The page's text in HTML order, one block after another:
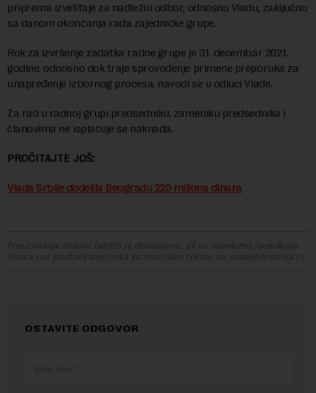
priprema izveštaje za nadležni odbor, odnosno Vladu, zaključno
sa danom okončanja rada zajedničke grupe.
Rok za izvršenje zadatka radne grupe je 31. decembar 2021.
godine, odnosno dok traje sprovođenje primene preporuka za
unapređenje izbornog procesa, navodi se u odluci Vlade.
Za rad u radnoj grupi predsedniku, zameniku predsednika i
članovima ne isplaćuje se naknada.
PROČITAJTE JOŠ:
Vlada Srbije dodelila Beogradu 220 miliona dinara
Preuzimanje delova teksta je dozvoljeno, ali uz obavezno navođenje
izvora i uz postavljanje linka ka izvornom tekstu na novaekonomija.rs
OSTAVITE ODGOVOR